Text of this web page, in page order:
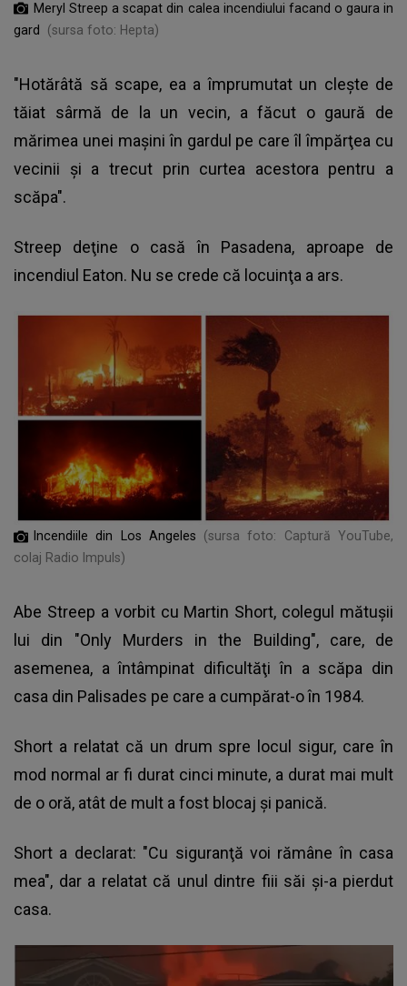
Meryl Streep a scapat din calea incendiului facand o gaura in
gard
(sursa foto: Hepta)
"Hotărâtă să scape, ea a împrumutat un cleşte de
tăiat sârmă de la un vecin, a făcut o gaură de
mărimea unei maşini în gardul pe care îl împărţea cu
vecinii şi a trecut prin curtea acestora pentru a
scăpa".
Streep deţine o casă în Pasadena, aproape de
incendiul Eaton. Nu se crede că locuinţa a ars.
Incendiile din Los Angeles
(sursa foto: Captură YouTube,
colaj Radio Impuls)
Abe Streep a vorbit cu Martin Short, colegul mătuşii
lui din "Only Murders in the Building", care, de
asemenea, a întâmpinat dificultăţi în a scăpa din
casa din Palisades pe care a cumpărat-o în 1984.
Short a relatat că un drum spre locul sigur, care în
mod normal ar fi durat cinci minute, a durat mai mult
de o oră, atât de mult a fost blocaj şi panică.
Short a declarat: "Cu siguranţă voi rămâne în casa
mea", dar a relatat că unul dintre fiii săi şi-a pierdut
casa.